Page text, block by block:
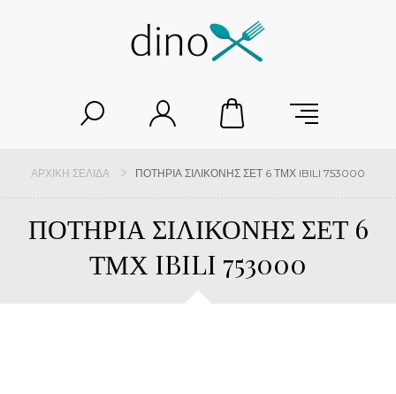
ΑΡΧΙΚΉ ΣΕΛΊΔΑ ΠΟΤΗΡΙΑ ΣΙΛΙΚΟΝΗΣ ΣΕΤ 6 ΤΜΧ IBILI 753000
ΠΟΤΗΡΙΑ ΣΙΛΙΚΟΝΗΣ ΣΕΤ 6
ΤΜΧ IBILI 753000